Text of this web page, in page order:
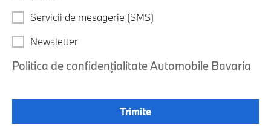
Servicii de mesagerie (SMS)
Newsletter
Politica de confidențialitate Automobile Bavaria